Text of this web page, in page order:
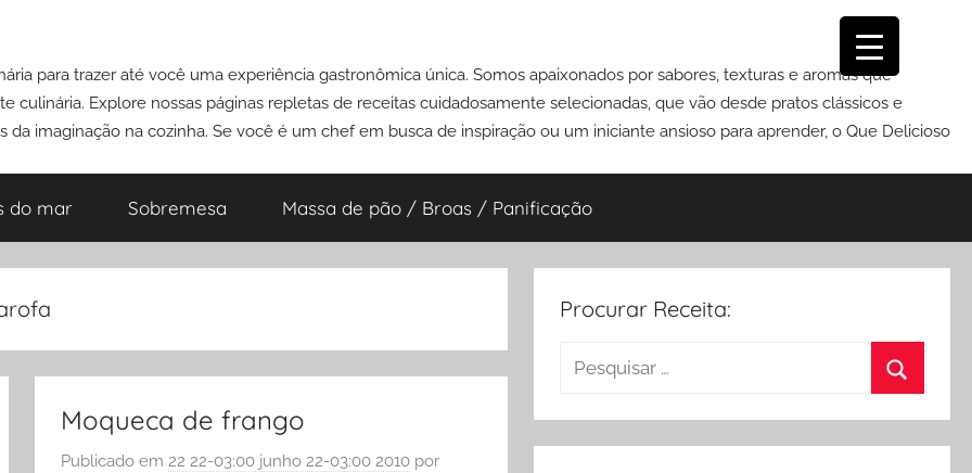
para trazer até você uma experiência gastronômica única. Somos apaixonados por sabores, texturas e aromas que
culinária. Explore nossas páginas repletas de receitas cuidadosamente selecionadas, que vão desde pratos clássicos e
imaginação na cozinha. Se você é um chef em busca de inspiração ou um iniciante ansioso para aprender, o Que Delicioso
do mar Sobremesa Massa de pão / Broas / Panificação
Moqueca de frango
Publicado em 22 22-03:00 junho 22-03:00 2010 por
Procurar Receita:
Pesquisar